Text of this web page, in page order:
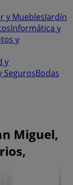
y MueblesJardín
Informática y
y
y
SegurosBodas
Miguel,